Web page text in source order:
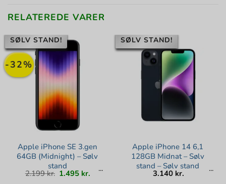
RELATEREDE VARER
-32%
SØLV STAND!
Apple iPhone SE 3.gen
64GB (Midnight) – Sølv
stand
2.199kr. Den
oprindelige
pris
1.495 kr. Den
SØLV STAND!
Apple iPhone 14 6,1
128GB Midnat – Sølv
stand – Sølv stand
3.140 kr.